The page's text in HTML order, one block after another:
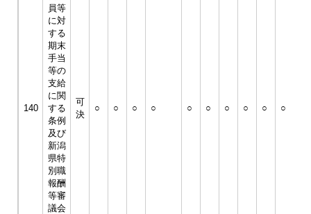
140
員等
に対
する
期末
手当
等の
支給
に関
する
条例
及び
新潟
県特
別職
報酬
等審
議会
可
決
○ ○ ○ ○ ○ ○ ○ ○ ○ ○